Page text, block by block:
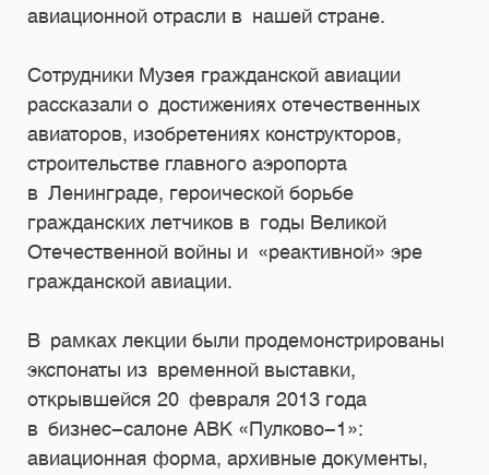
авиационной отрасли в нашей стране.
Сотрудники Музея гражданской авиации
рассказали о достижениях отечественных
авиаторов, изобретениях конструкторов,
строительстве главного аэропорта
в Ленинграде, героической борьбе
гражданских летчиков в годы Великой
Отечественной войны и «реактивной» эре
гражданской авиации.
В рамках лекции были продемонстрированы
экспонаты из временной выставки,
открывшейся 20 февраля 2013 года
в бизнес-салоне АВК «Пулково-1»:
авиационная форма, архивные документы,